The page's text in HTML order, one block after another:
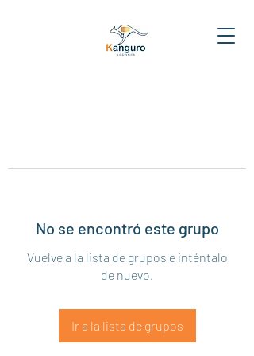
No se encontró este grupo
Vuelve a la lista de grupos e inténtalo
de nuevo.
Ir a la lista de grupos